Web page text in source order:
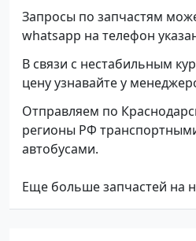
Запросы по запчастям
whatsapp на телефон
В связи с нестабильным
цену узнавайте у
Отправляем по
регионы РФ
автобусами.
Еще больше запчастей на